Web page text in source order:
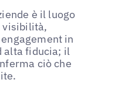
è il luogo
visibilità,
in
alta fiducia; il
ciò che